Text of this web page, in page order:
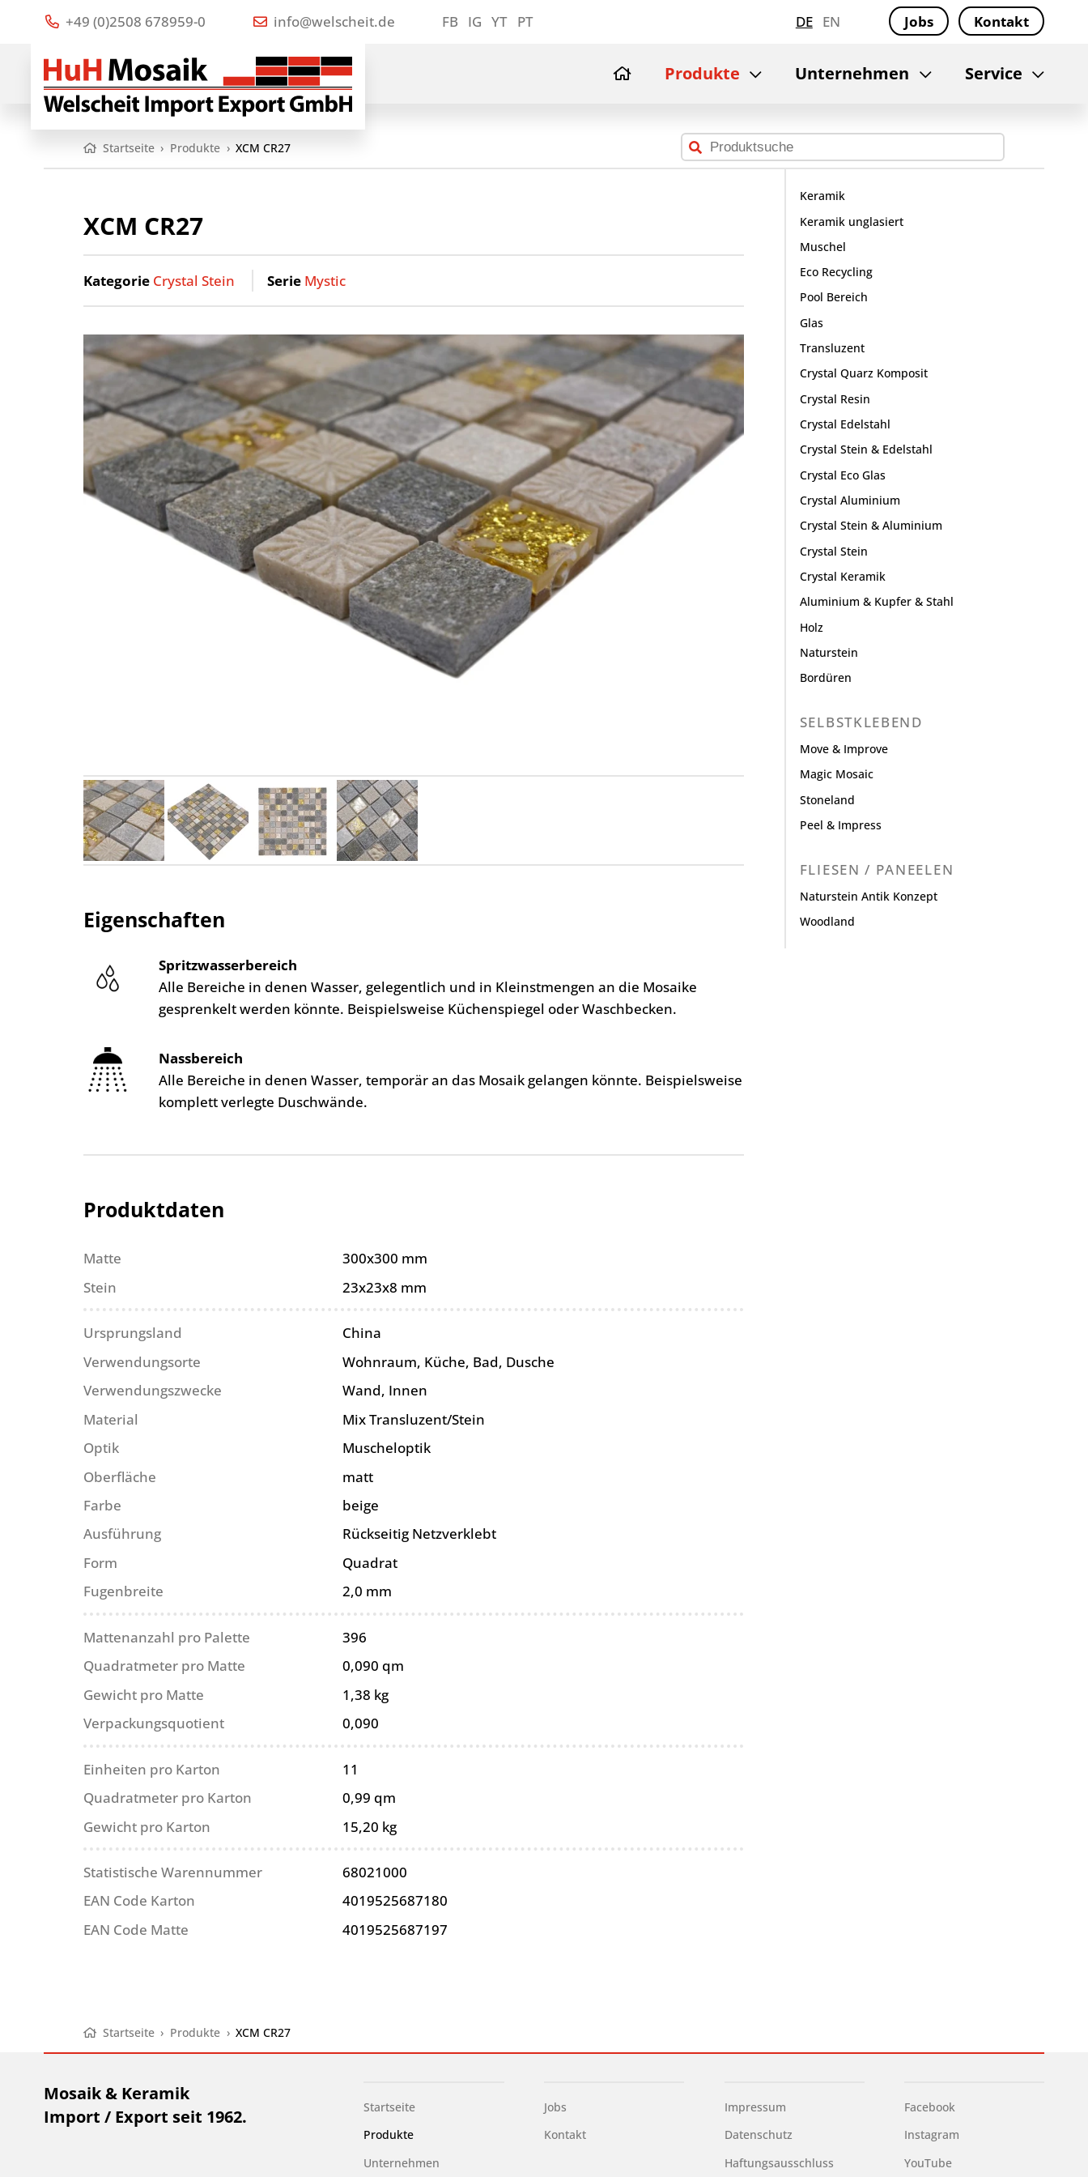
+49 (0)2508 678959-0 info@welscheit.de FB IG YT PT DE EN Jobs Kontakt
Produkte Unternehmen Service
Startseite › Produkte › XCM CR27
XCM CR27
Kategorie Crystal Stein Serie Mystic
Eigenschaften
Spritzwasserbereich
Alle Bereiche in denen Wasser, gelegentlich und in Kleinstmengen an die Mosaike
gesprenkelt werden könnte. Beispielsweise Küchenspiegel oder Waschbecken.
Nassbereich
Alle Bereiche in denen Wasser, temporär an das Mosaik gelangen könnte. Beispielsweise
komplett verlegte Duschwände.
Produktdaten
Matte
300x300 mm
Stein
23x23x8 mm
Ursprungsland
China
Verwendungsorte
Wohnraum, Küche, Bad, Dusche
Verwendungszwecke
Wand, Innen
Material
Mix Transluzent/Stein
Optik
Muscheloptik
Oberfläche
matt
Farbe
beige
Ausführung
Rückseitig Netzverklebt
Form
Quadrat
Fugenbreite
2,0 mm
Mattenanzahl pro Palette
396
Quadratmeter pro Matte
0,090 qm
Gewicht pro Matte
1,38 kg
Verpackungsquotient
0,090
Einheiten pro Karton
11
Quadratmeter pro Karton
0,99 qm
Gewicht pro Karton
15,20 kg
Statistische Warennummer
68021000
EAN Code Karton
4019525687180
EAN Code Matte
4019525687197
Keramik
Keramik unglasiert
Muschel
Eco Recycling
Pool Bereich
Glas
Transluzent
Crystal Quarz Komposit
Crystal Resin
Crystal Edelstahl
Crystal Stein & Edelstahl
Crystal Eco Glas
Crystal Aluminium
Crystal Stein & Aluminium
Crystal Stein
Crystal Keramik
Aluminium & Kupfer & Stahl
Holz
Naturstein
Bordüren
SELBSTKLEBEND
Move & Improve
Magic Mosaic
Stoneland
Peel & Impress
FLIESEN / PANEELEN
Naturstein Antik Konzept
Woodland
Startseite › Produkte › XCM CR27
Mosaik & Keramik
Import / Export seit 1962.
Startseite
Produkte
Unternehmen
Jobs
Kontakt
Impressum
Datenschutz
Haftungsausschluss
Facebook
Instagram
YouTube